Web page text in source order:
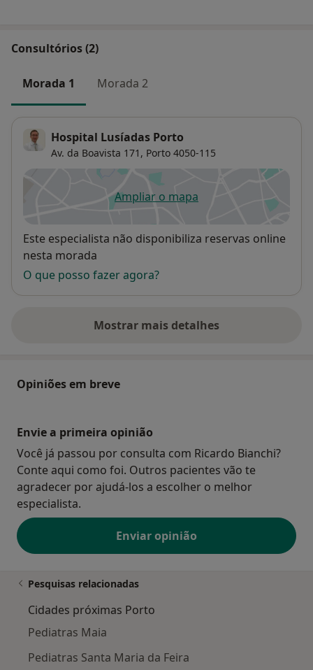
Consultórios (2)
Morada 1 Morada 2
Hospital Lusíadas Porto
Av. da Boavista 171, Porto 4050-115
Ampliar o mapaabre num novo separador
Disponibilidade
Este especialista não disponibiliza reservas online
nesta morada
O que posso fazer agora?
Mostrar mais detalhes
sobre o endereço
Opiniões em breve
Envie a primeira opinião
Você já passou por consulta com Ricardo Bianchi?
Conte aqui como foi. Outros pacientes vão te
agradecer por ajudá-los a escolher o melhor
especialista.
Enviar opinião
Pesquisas relacionadas
Cidades próximas Porto
Pediatras Maia
Pediatras Santa Maria da Feira